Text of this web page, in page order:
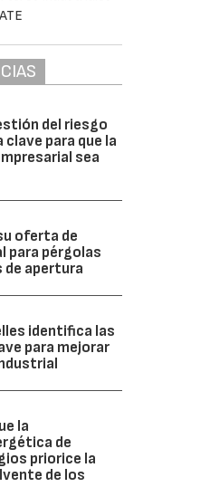
del riesgo
clave para que la
sea
oferta de
para pérgolas
de apertura
identifica las
para mejorar
la
de
priorice la
de los